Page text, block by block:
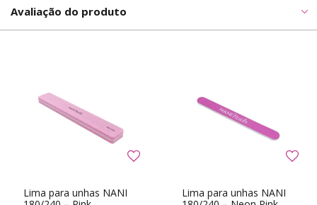
Avaliação do produto
Lima para unhas NANI
Lima para unhas NANI